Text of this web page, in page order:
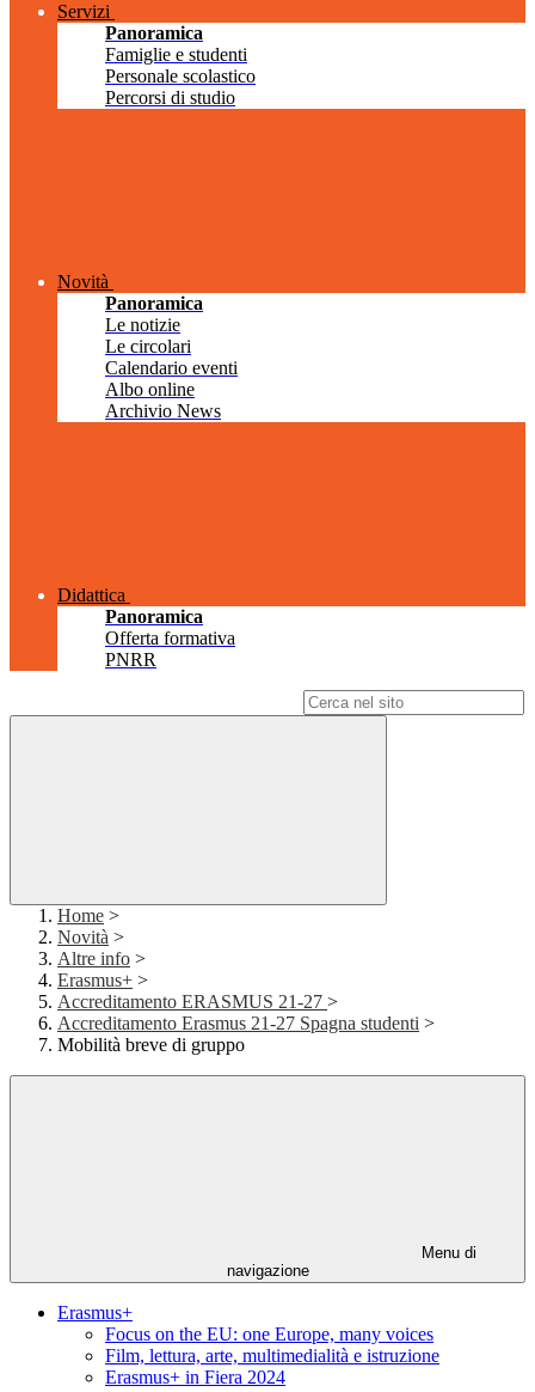
Servizi
Panoramica
Famiglie e studenti
Personale scolastico
Percorsi di studio
Novità
Panoramica
Le notizie
Le circolari
Calendario eventi
Albo online
Archivio News
Didattica
Panoramica
Offerta formativa
PNRR
Home >
Novità >
Altre info >
Erasmus+ >
Accreditamento ERASMUS 21-27 >
Accreditamento Erasmus 21-27 Spagna studenti >
Mobilità breve di gruppo
Menu di
navigazione
Erasmus+
Focus on the EU: one Europe, many voices
Film, lettura, arte, multimedialità e istruzione
Erasmus+ in Fiera 2024